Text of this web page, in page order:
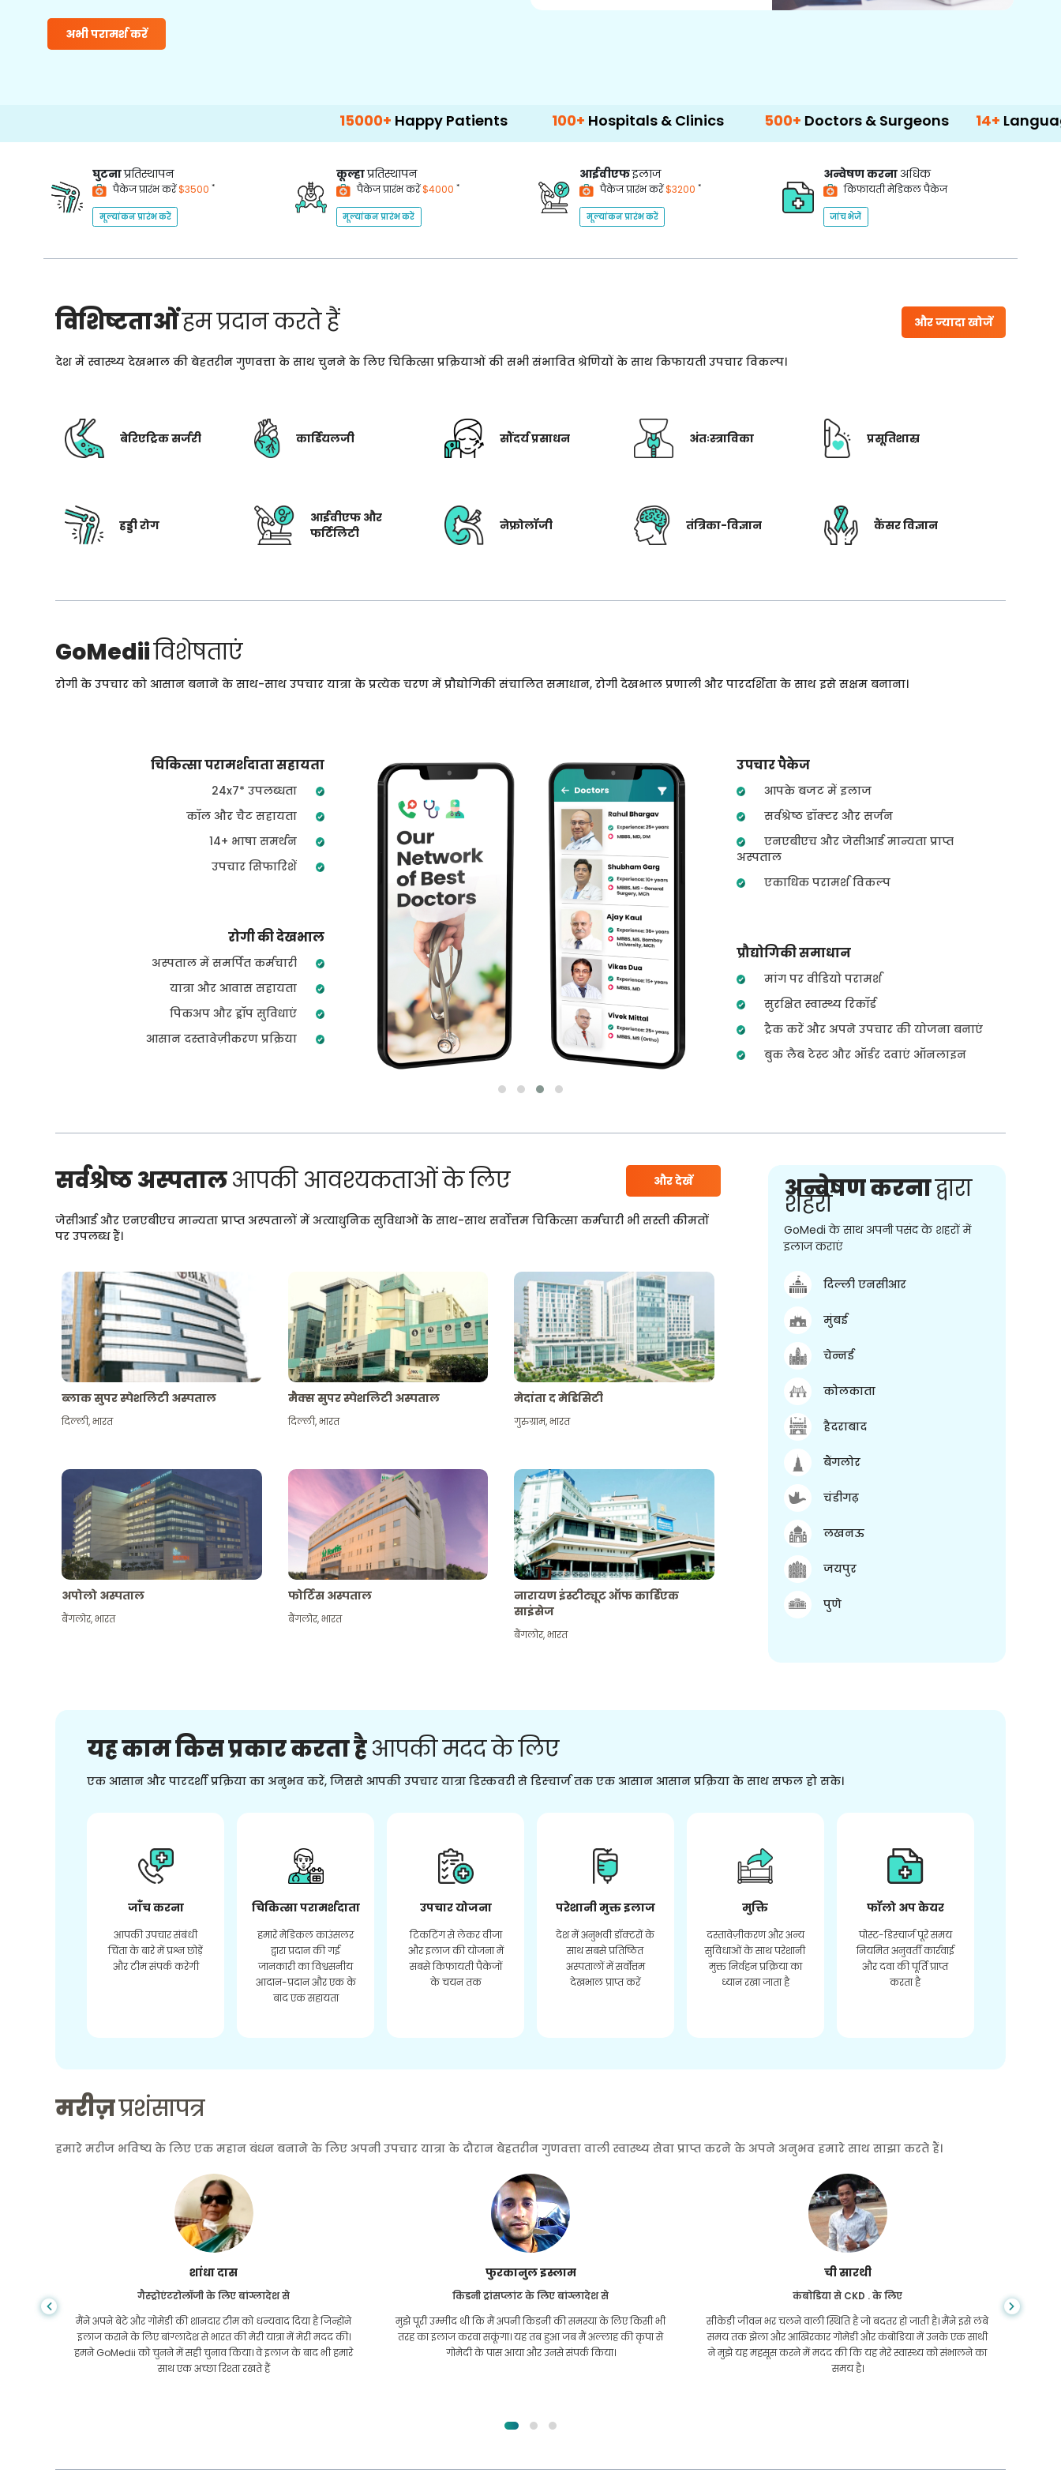
अभी परामर्श करें
Happy Patients 100+ Hospitals & Clinics 500+ Doctors & Surgeons 14+Language
घुटनाप्रतिस्थापन
पैकेज प्रारंभ करें$3500 *
मूल्यांकन प्रारंभ करें
कूल्हाप्रतिस्थापन
पैकेज प्रारंभ करें$4000 *
मूल्यांकन प्रारंभ करें
आईवीएफइलाज
पैकेज प्रारंभ करें$3200 *
मूल्यांकन प्रारंभ करें
अन्वेषण करना अधिक
किफायती मेडिकल पैकेज
जांच भेजें
विशिष्टताओंहम प्रदान करते हैं और ज्यादा खोजें
देश में स्वास्थ्य देखभाल की बेहतरीन गुणवत्ता के साथ चुनने के लिए चिकित्सा प्रक्रियाओं की सभी संभावित श्रेणियों के साथ किफायती उपचार विकल्प।
बेरिएट्रिक सर्जरी कार्डियलजी सौंदर्य प्रसाधन अंतःस्त्राविका प्रसूतिशास्र
हड्डी रोग
आईवीएफ और
फर्टिलिटी
नेफ्रोलॉजी तंत्रिका-विज्ञान कैंसर विज्ञान
GoMediiविशेषताएं
रोगी के उपचार को आसान बनाने के साथ-साथ उपचार यात्रा के प्रत्येक चरण में प्रौद्योगिकी संचालित समाधान, रोगी देखभाल प्रणाली और पारदर्शिता के साथ इसे सक्षम बनाना।
चिकित्सा परामर्शदाता सहायता
24x7* उपलब्धता
कॉल और चैट सहायता
14+ भाषा समर्थन
उपचार सिफारिशें
रोगी की देखभाल
अस्पताल में समर्पित कर्मचारी
यात्रा और आवास सहायता
पिकअप और ड्रॉप सुविधाएं
आसान दस्तावेज़ीकरण प्रक्रिया
उपचार पैकेज
आपके बजट में इलाज
सर्वश्रेष्ठ डॉक्टर और सर्जन
एनएबीएच और जेसीआई मान्यता प्राप्त
अस्पताल
एकाधिक परामर्श विकल्प
प्रौद्योगिकी समाधान
मांग पर वीडियो परामर्श
सुरक्षित स्वास्थ्य रिकॉर्ड
ट्रैक करें और अपने उपचार की योजना बनाएं
बुक लैब टेस्ट और ऑर्डर दवाएं ऑनलाइन
सर्वश्रेष्ठ अस्पतालआपकी आवश्यकताओं के लिए और देखें
जेसीआई और एनएबीएच मान्यता प्राप्त अस्पतालों में अत्याधुनिक सुविधाओं के साथ-साथ सर्वोत्तम चिकित्सा कर्मचारी भी सस्ती कीमतों
पर उपलब्ध हैं।
ब्लाक सुपर स्पेशलिटी अस्पताल
दिल्ली,भारत
मैक्स सुपर स्पेशलिटी अस्पताल
दिल्ली,भारत
मेदांता द मेडिसिटी
गुरुग्राम,भारत
अपोलो अस्पताल
बैंगलोर,भारत
फोर्टिस अस्पताल
बैंगलोर,भारत
नारायण इंस्टीट्यूट ऑफ कार्डिएक
साइंसेज
बैंगलोर,भारत
अन्वेषण करनाद्वारा
शहरों
GoMedi के साथ अपनी पसंद के शहरों में
इलाज कराएं
दिल्ली एनसीआर
मुंबई
चेन्नई
कोलकाता
हैदराबाद
बैंगलोर
चंडीगढ़
लखनऊ
जयपुर
पुणे
यह काम किस प्रकार करता हैआपकी मदद के लिए
एक आसान और पारदर्शी प्रक्रिया का अनुभव करें, जिससे आपकी उपचार यात्रा डिस्कवरी से डिस्चार्ज तक एक आसान आसान प्रक्रिया के साथ सफल हो सके।
जाँच करना
आपकी उपचार संबंधी
चिंता के बारे में प्रश्न छोड़ें
और टीम संपर्क करेगी
चिकित्सा परामर्शदाता
हमारे मेडिकल काउंसलर
द्वारा प्रदान की गई
जानकारी का विश्वसनीय
आदान-प्रदान और एक के
बाद एक सहायता
उपचार योजना
टिकटिंग से लेकर वीजा
और इलाज की योजना में
सबसे किफायती पैकेजों
के चयन तक
परेशानी मुक्त इलाज
देश में अनुभवी डॉक्टरों के
साथ सबसे प्रतिष्ठित
अस्पतालों में सर्वोत्तम
देखभाल प्राप्त करें
मुक्ति
दस्तावेज़ीकरण और अन्य
सुविधाओं के साथ परेशानी
मुक्त निर्वहन प्रक्रिया का
ध्यान रखा जाता है
फॉलो अप केयर
पोस्ट-डिस्चार्ज पूरे समय
नियमित अनुवर्ती कार्रवाई
और दवा की पूर्ति प्राप्त
करता है
मरीज़प्रशंसापत्र
हमारे मरीज भविष्य के लिए एक महान बंधन बनाने के लिए अपनी उपचार यात्रा के दौरान बेहतरीन गुणवत्ता वाली स्वास्थ्य सेवा प्राप्त करने के अपने अनुभव हमारे साथ साझा करते हैं।
शांधा दास
गैस्ट्रोएंटरोलॉजी के लिए बांग्लादेश से
मैंने अपने बेटे और गोमेडी की शानदार टीम को धन्यवाद दिया है जिन्होंने
इलाज कराने के लिए बांग्लादेश से भारत की मेरी यात्रा में मेरी मदद की।
हमने GoMedii को चुनने में सही चुनाव किया। वे इलाज के बाद भी हमारे
साथ एक अच्छा रिश्ता रखते हैं
फुरकानुल इस्लाम
किडनी ट्रांसप्लांट के लिए बांग्लादेश से
मुझे पूरी उम्मीद थी कि मैं अपनी किडनी की समस्या के लिए किसी भी
तरह का इलाज करवा सकूंगा। यह तब हुआ जब मैं अल्लाह की कृपा से
गोमेदी के पास आया और उनसे संपर्क किया।
ची सारथी
कंबोडिया से CKD . के लिए
सीकेडी जीवन भर चलने वाली स्थिति है जो बदतर हो जाती है। मैंने इसे लंबे
समय तक झेला और आखिरकार गोमेडी और कंबोडिया में उनके एक साथी
ने मुझे यह महसूस करने में मदद की कि यह मेरे स्वास्थ्य को संभालने का
समय है।